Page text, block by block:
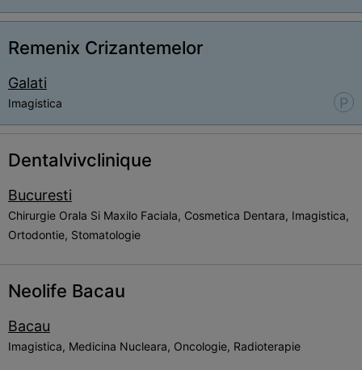
Remenix Crizantemelor
Galati
Imagistica P
Dentalvivclinique
Bucuresti
Chirurgie Orala Si Maxilo Faciala, Cosmetica Dentara, Imagistica,
Ortodontie, Stomatologie
Neolife Bacau
Bacau
Imagistica, Medicina Nucleara, Oncologie, Radioterapie